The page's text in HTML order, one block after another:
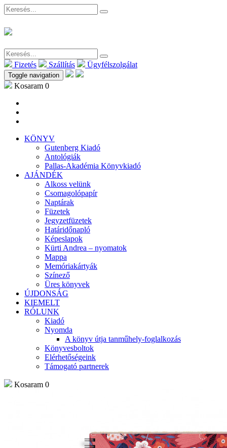
Fizetés Szállítás Ügyfélszolgálat
Toggle navigation
Kosaram 0
KÖNYV
Gutenberg Kiadó
Antológiák
Pallas-Akadémia Könyvkiadó
AJÁNDÉK
Alkoss velünk
Csomagolópapír
Naptárak
Füzetek
Jegyzetfüzetek
Határidőnapló
Képeslapok
Kürti Andrea – nyomatok
Mappa
Memóriakártyák
Színező
Üres könyvek
ÚJDONSÁG
KIEMELT
RÓLUNK
Kiadó
Nyomda
A könyv útja tanműhely-foglalkozás
Könyvesboltok
Elérhetőségeink
Támogató partnerek
Kosaram 0